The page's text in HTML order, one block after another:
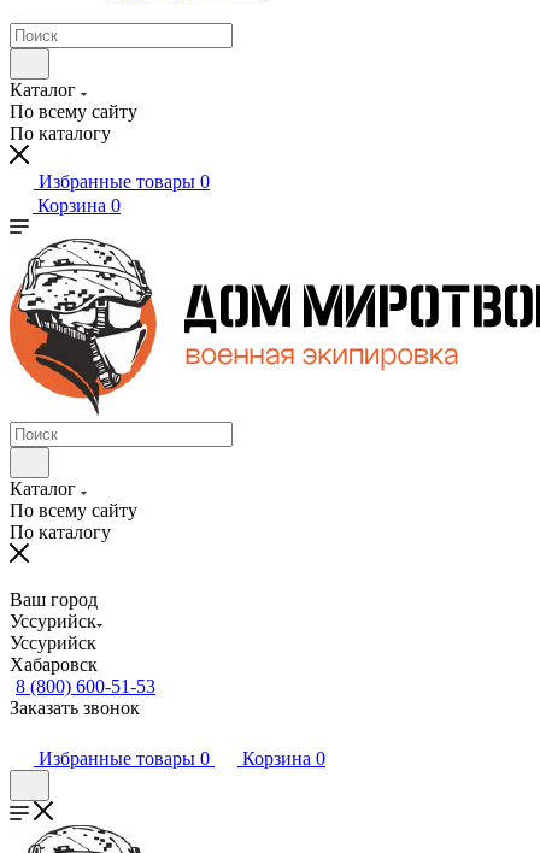
Каталог
По всему сайту
По каталогу
Избранные товары 0
Корзина 0
Каталог
По всему сайту
По каталогу
Ваш город
Уссурийск
Уссурийск
Хабаровск
8 (800) 600-51-53
Заказать звонок
Избранные товары 0 Корзина 0